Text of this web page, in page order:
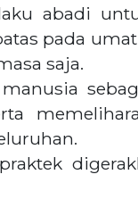
abadi
pada
saja.